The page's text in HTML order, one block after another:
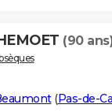
(90
(Pas-de-